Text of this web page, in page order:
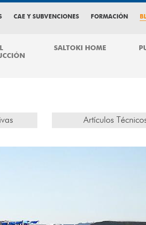
CAE Y SUBVENCIONES FORMACIÓN
SALTOKI HOME
Artículos